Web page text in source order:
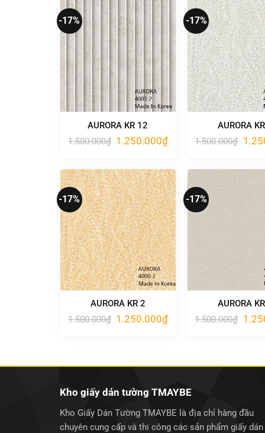
-17%
AURORA KR 12
1.500.000₫ Giá
1.250.000₫Giá
1.250.000₫.
-17%
AURORA
1.500.000₫ Giá
-17%
AURORA KR 2
1.500.000₫ Giá
1.250.000₫Giá
-17%
AURORA
1.500.000₫ Giá
Kho giấy dán tường TMAYBE
Kho Giấy Dán Tường TMAYBE là địa chỉ hàng đầu
chuyên cung cấp và thi công các sản phẩm giấy dán